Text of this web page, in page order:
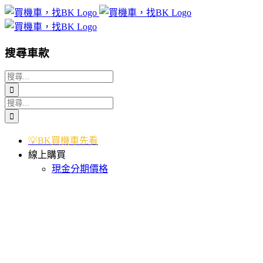
Skip
to
content
搜尋車款
搜
索
結
果：
搜
索
💡BK買機車先看
線上購買
現金分期價格